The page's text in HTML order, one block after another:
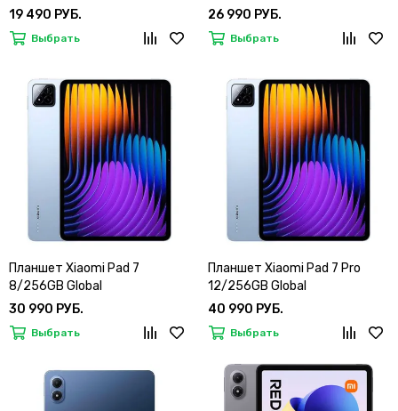
19 490 РУБ.
Выбрать
26 990 РУБ.
Выбрать
Планшет Xiaomi Pad 7
8/256GB Global
30 990 РУБ.
Выбрать
Планшет Xiaomi Pad 7 Pro
12/256GB Global
40 990 РУБ.
Выбрать